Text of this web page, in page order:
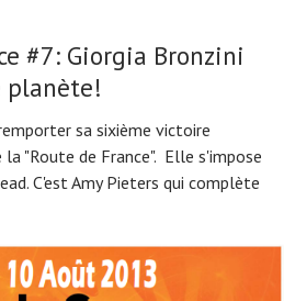
#7: Giorgia Bronzini
planète!
sa sixième victoire
"Route de France". Elle s'impose
C'est Amy Pieters qui complète